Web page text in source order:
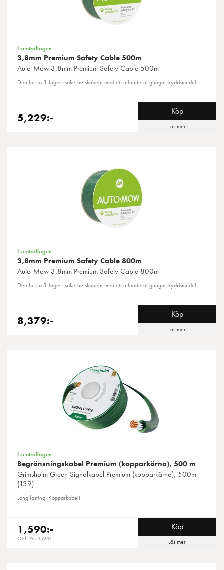
I centrallager
3,8mm Premium Safety Cable 500m
Auto-Mow 3,8mm Premium Safety Cable 500m
Den första 3-lagers säkerhetskabeln med ett infunderat gnagarskyddsmedel.
5,229:- Köp
Läs mer
I centrallager
3,8mm Premium Safety Cable 800m
Auto-Mow 3,8mm Premium Safety Cable 800m
Den första 3-lagers säkerhetskabeln med ett infunderat gnagarskyddsmedel.
8,379:- Köp
Läs mer
I centrallager
Begränsningskabel Premium (kopparkärna), 500 m
Grimsholm Green Signalkabel Premium (kopparkärna), 500m
(139)
Long lasting. Kopparkabel!
1,590:-
Ord. Pris 1,690:-
Köp
Läs mer